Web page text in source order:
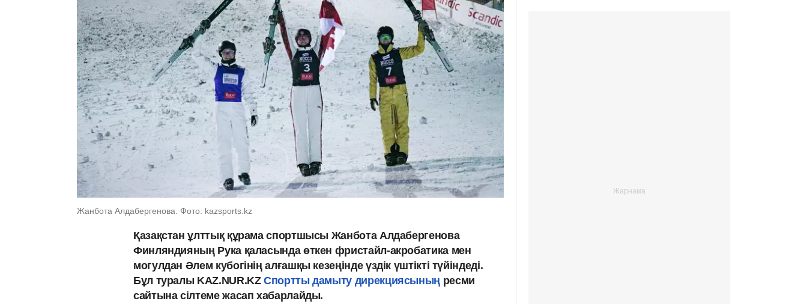
Жанбота Алдабергенова. Фото: kazsports.kz
Қазақстан ұлттық құрама спортшысы Жанбота Алдабергенова
Финляндияның Рука қаласында өткен фристайл-акробатика мен
могулдан Әлем кубогінің алғашқы кезеңінде үздік үштікті түйіндеді.
Бұл туралы KAZ.NUR.KZСпортты дамыту дирекциясының ресми
сайтына сілтеме жасап хабарлайды.